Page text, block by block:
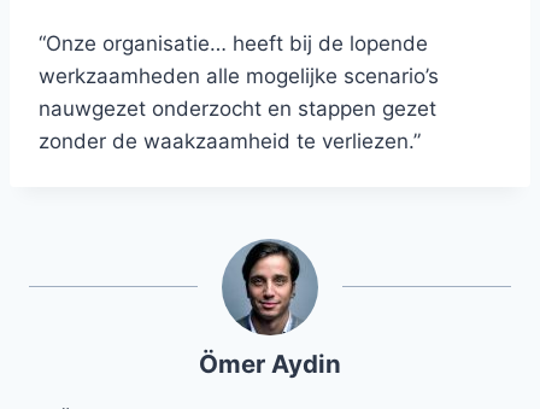
“Onze organisatie… heeft bij de lopende
werkzaamheden alle mogelijke scenario’s
nauwgezet onderzocht en stappen gezet
zonder de waakzaamheid te verliezen.”
Ömer Aydin